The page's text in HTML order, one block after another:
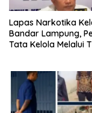
Lapas Narkotika
Bandar Lampung,
Tata Kelola Melalui